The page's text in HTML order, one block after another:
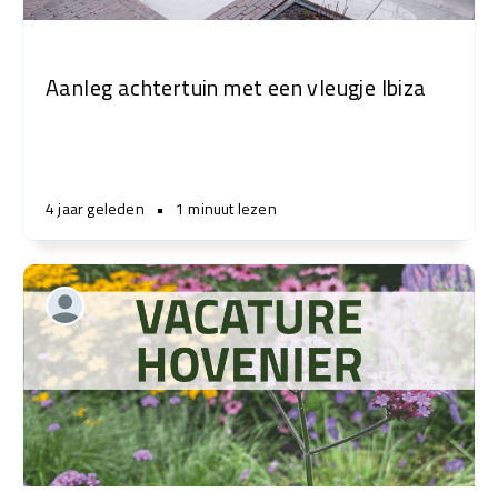
Aanleg achtertuin met een vleugje Ibiza
4 jaar geleden • 1 minuut lezen